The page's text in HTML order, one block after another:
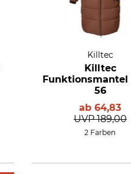
Killtec
Killtec
Funktionsmantel
56
ab64,83
UVP 189,00
2 Farben